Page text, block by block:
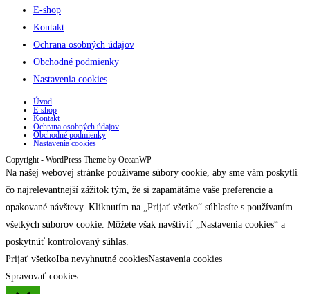
E-shop
Kontakt
Ochrana osobných údajov
Obchodné podmienky
Nastavenia cookies
Úvod
E-shop
Kontakt
Ochrana osobných údajov
Obchodné podmienky
Nastavenia cookies
Copyright - WordPress Theme by OceanWP
Na našej webovej stránke používame súbory cookie, aby sme vám poskytli
čo najrelevantnejší zážitok tým, že si zapamätáme vaše preferencie a
opakované návštevy. Kliknutím na „Prijať všetko“ súhlasíte s používaním
všetkých súborov cookie. Môžete však navštíviť „Nastavenia cookies“ a
poskytnúť kontrolovaný súhlas.
Prijať všetkoIba nevyhnutné cookiesNastavenia cookies
Spravovať cookies